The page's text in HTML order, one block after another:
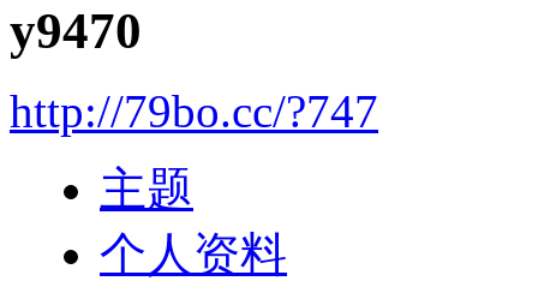
y9470
http://79bo.cc/?747
主题
个人资料